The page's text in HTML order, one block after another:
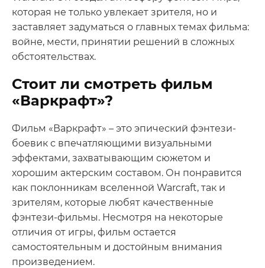
которая не только увлекает зрителя, но и
заставляет задуматься о главных темах фильма:
войне, мести, принятии решений в сложных
обстоятельствах.
Стоит ли смотреть фильм
«Варкрафт»?
Фильм «Варкрафт» – это эпический фэнтези-
боевик с впечатляющими визуальными
эффектами, захватывающим сюжетом и
хорошим актерским составом. Он понравится
как поклонникам вселенной Warcraft, так и
зрителям, которые любят качественные
фэнтези-фильмы. Несмотря на некоторые
отличия от игры, фильм остается
самостоятельным и достойным внимания
произведением.